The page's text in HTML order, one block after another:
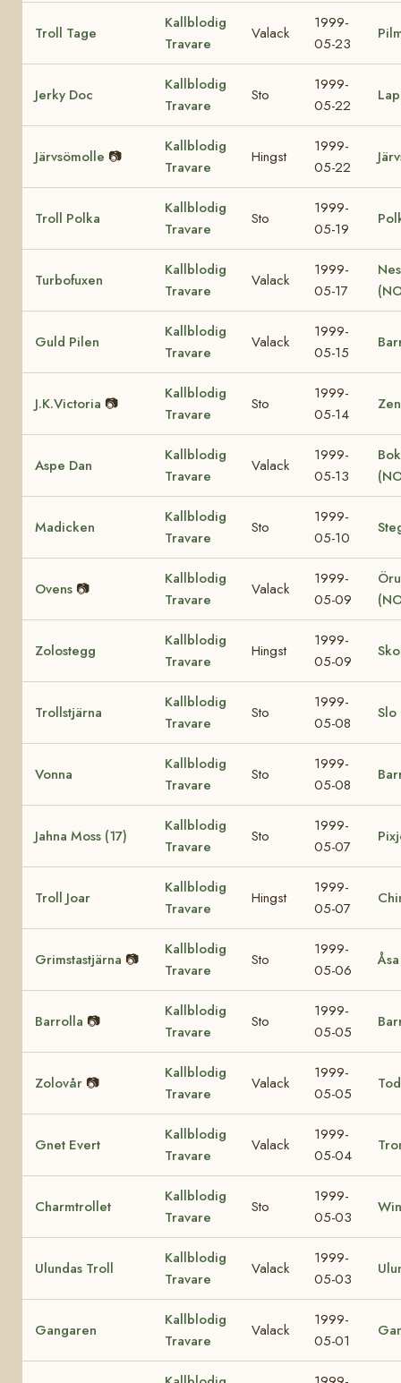
Troll Tage
Kallblodig
Travare
Valack
1999-
05-23
Jerky Doc
Kallblodig
Travare
Sto
1999-
05-22
Järvsömolle 📷
Kallblodig
Travare
Hingst
1999-
05-22
Troll Polka
Kallblodig
Travare
Sto
1999-
05-19
Turbofuxen
Kallblodig
Travare
Valack
1999-
05-17
Guld Pilen
Kallblodig
Travare
Valack
1999-
05-15
J.K.Victoria 📷
Kallblodig
Travare
Sto
1999-
05-14
Aspe Dan
Kallblodig
Travare
Valack
1999-
05-13
Madicken
Kallblodig
Travare
Sto
1999-
05-10
Ovens 📷
Kallblodig
Travare
Valack
1999-
05-09
Zolostegg
Kallblodig
Travare
Hingst
1999-
05-09
Trollstjärna
Kallblodig
Travare
Sto
1999-
05-08
Slo
Vonna
Kallblodig
Travare
Sto
1999-
05-08
Jahna Moss (17)
Kallblodig
Travare
Sto
1999-
05-07
Troll Joar
Kallblodig
Travare
Hingst
1999-
05-07
Grimstastjärna 📷
Kallblodig
Travare
Sto
1999-
05-06
Barrolla 📷
Kallblodig
Travare
Sto
1999-
05-05
Zolovår 📷
Kallblodig
Travare
Valack
1999-
05-05
Gnet Evert
Kallblodig
Travare
Valack
1999-
05-04
Charmtrollet
Kallblodig
Travare
Sto
1999-
05-03
Ulundas Troll
Kallblodig
Travare
Valack
1999-
05-03
Gangaren
Kallblodig
Travare
Valack
1999-
05-01